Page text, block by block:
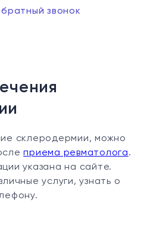
звонок
склеродермии, можно
приема ревматолога.
указана на сайте.
услуги, узнать о